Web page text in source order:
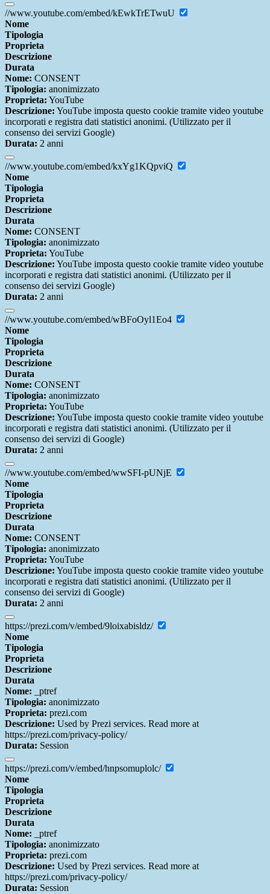
//www.youtube.com/embed/kEwkTrETwuU
Nome
Tipologia
Proprieta
Descrizione
Durata
Nome: CONSENT
Tipologia: anonimizzato
Proprieta: YouTube
Descrizione: YouTube imposta questo cookie tramite video youtube
incorporati e registra dati statistici anonimi. (Utilizzato per il
consenso dei servizi Google)
Durata: 2 anni
//www.youtube.com/embed/kxYg1KQpviQ
Nome
Tipologia
Proprieta
Descrizione
Durata
Nome: CONSENT
Tipologia: anonimizzato
Proprieta: YouTube
Descrizione: YouTube imposta questo cookie tramite video youtube
incorporati e registra dati statistici anonimi. (Utilizzato per il
consenso dei servizi Google)
Durata: 2 anni
//www.youtube.com/embed/wBFoOyl1Eo4
Nome
Tipologia
Proprieta
Descrizione
Durata
Nome: CONSENT
Tipologia: anonimizzato
Proprieta: YouTube
Descrizione: YouTube imposta questo cookie tramite video youtube
incorporati e registra dati statistici anonimi. (Utilizzato per il
consenso dei servizi di Google)
Durata: 2 anni
//www.youtube.com/embed/wwSFI-pUNjE
Nome
Tipologia
Proprieta
Descrizione
Durata
Nome: CONSENT
Tipologia: anonimizzato
Proprieta: YouTube
Descrizione: YouTube imposta questo cookie tramite video youtube
incorporati e registra dati statistici anonimi. (Utilizzato per il
consenso dei servizi di Google)
Durata: 2 anni
https://prezi.com/v/embed/9loixabisldz/
Nome
Tipologia
Proprieta
Descrizione
Durata
Nome: _ptref
Tipologia: anonimizzato
Proprieta: prezi.com
Descrizione: Used by Prezi services. Read more at
https://prezi.com/privacy-policy/
Durata: Session
https://prezi.com/v/embed/hnpsomuplolc/
Nome
Tipologia
Proprieta
Descrizione
Durata
Nome: _ptref
Tipologia: anonimizzato
Proprieta: prezi.com
Descrizione: Used by Prezi services. Read more at
https://prezi.com/privacy-policy/
Durata: Session